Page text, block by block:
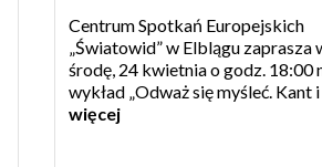
Centrum Spotkań Europejskich
„Światowid” w Elblągu zaprasza
środę, 24 kwietnia o godz. 18:00
wykład „Odważ się myśleć. Kant i
więcej